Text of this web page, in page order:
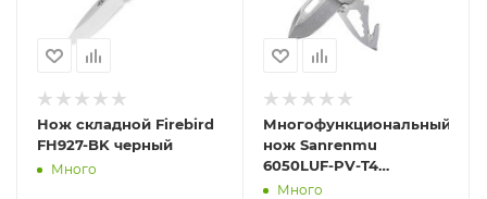
Нож складной Firebird
FH927-BK черный
Много
Многофункциональный
нож Sanrenmu
6050LUF-PV-T4
коричневый
Много